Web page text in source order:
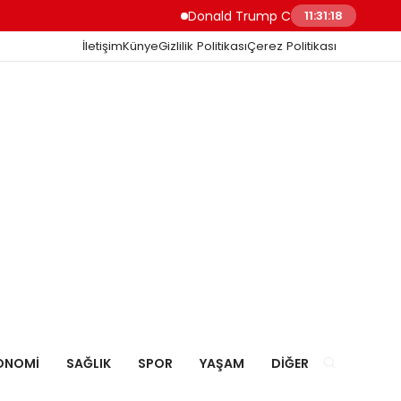
Donald Trump Ceuta’daki Göçmen
11:31:19
İletişimKünyeGizlilik PolitikasıÇerez Politikası
SAĞLIK SPOR YAŞAM DIĞER